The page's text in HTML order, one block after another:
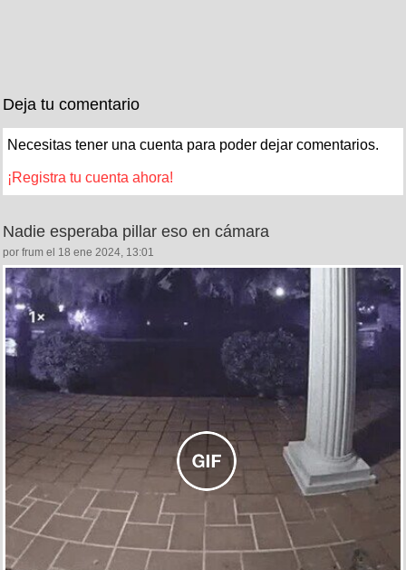
Deja tu comentario
Necesitas tener una cuenta para poder dejar comentarios.
¡Registra tu cuenta ahora!
Nadie esperaba pillar eso en cámara
por frum el 18 ene 2024, 13:01